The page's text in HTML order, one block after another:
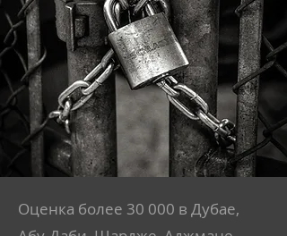
Оценка более 30 000 в Дубае,